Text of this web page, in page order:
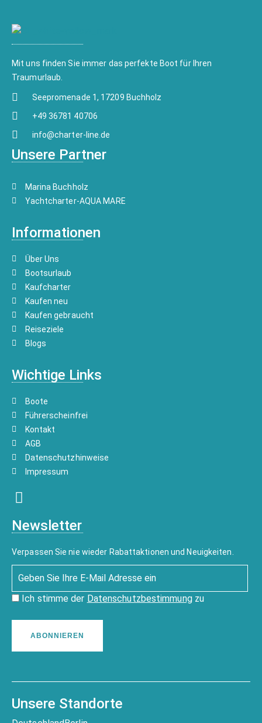
Mit uns finden Sie immer das perfekte Boot für Ihren
Traumurlaub.
Seepromenade 1, 17209 Buchholz
+49 36781 40706
info@charter-line.de
Unsere Partner
Marina Buchholz
Yachtcharter-AQUA MARE
Informationen
Über Uns
Bootsurlaub
Kaufcharter
Kaufen neu
Kaufen gebraucht
Reiseziele
Blogs
Wichtige Links
Boote
Führerscheinfrei
Kontakt
AGB
Datenschutzhinweise
Impressum
Newsletter
Verpassen Sie nie wieder Rabattaktionen und Neuigkeiten.
Ich stimme der Datenschutzbestimmungzu
ABONNIEREN
Unsere Standorte